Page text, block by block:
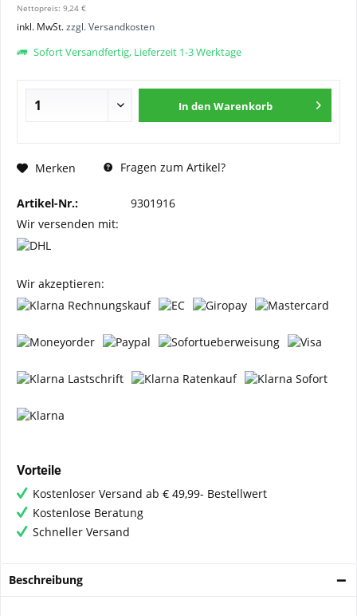
Nettopreis: 9,24 €
inkl. MwSt.zzgl. Versandkosten
Sofort Versandfertig, Lieferzeit 1-3 Werktage
In den Warenkorb
Merken Fragen zum Artikel?
Artikel-Nr.:
9301916
Wir versenden mit:
Wir akzeptieren:
Vorteile
Kostenloser Versand ab € 49,99- Bestellwert
Kostenlose Beratung
Schneller Versand
Beschreibung